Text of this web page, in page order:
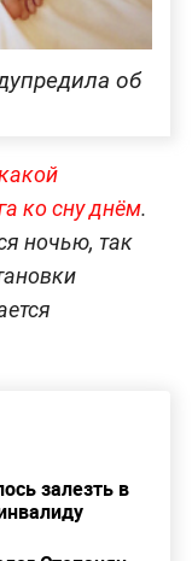
об
ко сну днём.
ночью, так
залезть в